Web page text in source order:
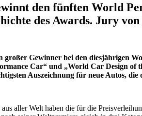
den fünften World
des Awards. Jury
Gewinner bei den diesjährigen
Car“ und „World Car Design
Auszeichnung für neue Autos,
aller Welt haben die für die